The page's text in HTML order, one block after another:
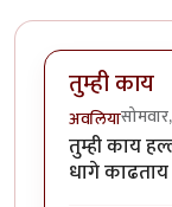
तुम्ही काय
अवलिया
तुम्ही काय
धागे